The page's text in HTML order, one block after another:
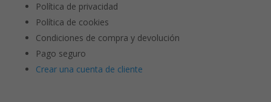
Política de privacidad
Política de cookies
Condiciones de compra y devolución
Pago seguro
Crear una cuenta de cliente